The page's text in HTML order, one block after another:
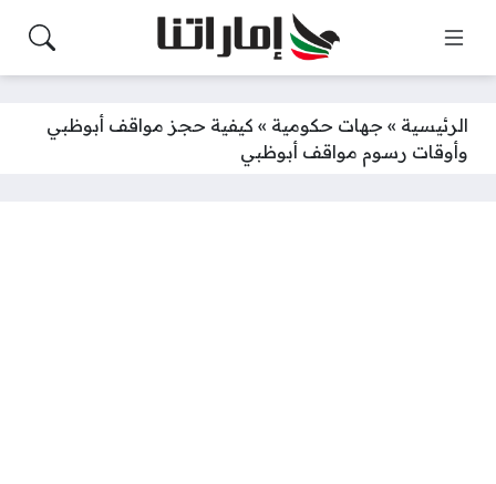
الرئيسية » جهات حكومية » كيفية حجز مواقف أبوظبي
وأوقات رسوم مواقف أبوظبي